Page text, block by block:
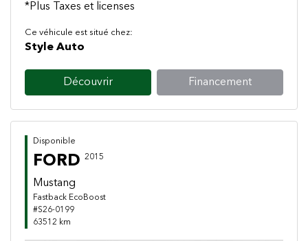
*Plus Taxes et licenses
Ce véhicule est situé chez:
Style Auto
Découvrir Financement
Disponible
FORD 2015
Mustang
Fastback EcoBoost
#S26-0199
63512 km